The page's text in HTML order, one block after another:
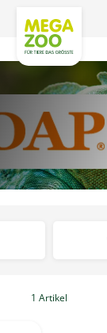
1 Artikel